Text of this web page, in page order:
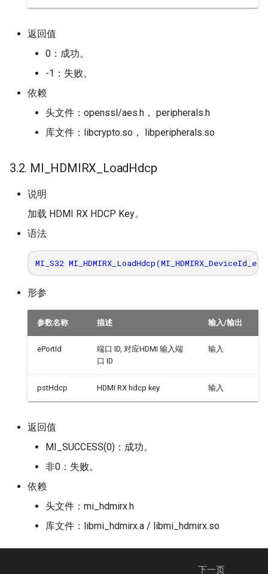
返回值
0：成功。
-1：失败。
依赖
头文件：openssl/aes.h， peripherals.h
库文件：libcrypto.so， libperipherals.so
3.2. MI_HDMIRX_LoadHdcp
说明
加载 HDMI RX HDCP Key。
语法
形参
参数名称 描述 输入/输出
ePortId
端口 ID, 对应HDMI 输入端
口 ID
输入
pstHdcp HDMI RX hdcp key 输入
返回值
MI_SUCCESS(0)：成功。
非0：失败。
依赖
头文件：mi_hdmirx.h
库文件：libmi_hdmirx.a / libmi_hdmirx.so
下一页